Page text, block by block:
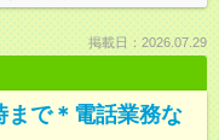
掲載日：2026.07.29
まで＊電話業務な